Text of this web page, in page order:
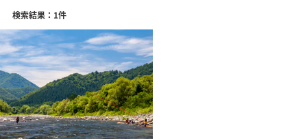
検索結果：1件